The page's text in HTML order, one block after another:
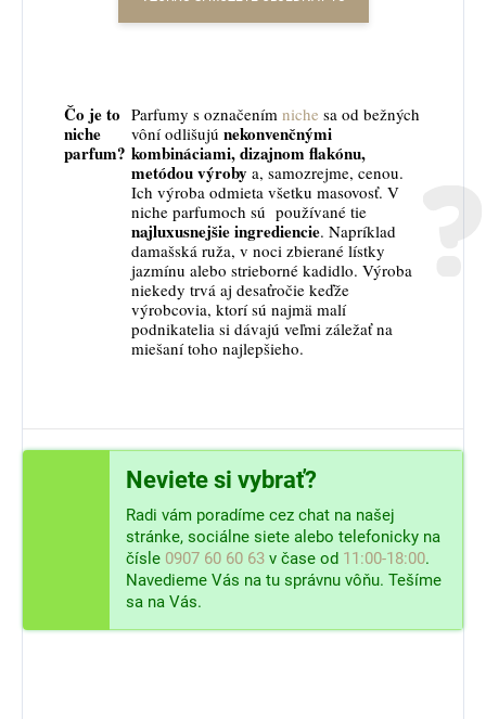
Čo je to
niche
parfum?
Parfumy s označením niche sa od bežných
vôní odlišujú nekonvenčnými
kombináciami, dizajnom flakónu,
metódou výroby a, samozrejme, cenou.
Ich výroba odmieta všetku masovosť. V
niche parfumoch sú používané tie
najluxusnejšie ingrediencie. Napríklad
damašská ruža, v noci zbierané lístky
jazmínu alebo strieborné kadidlo. Výroba
niekedy trvá aj desaťročie keďže
výrobcovia, ktorí sú najmä malí
podnikatelia si dávajú veľmi záležať na
miešaní toho najlepšieho.
Neviete si vybrať?
Radi vám poradíme cez chat na našej
stránke, sociálne siete alebo telefonicky na
čísle 0907 60 60 63 v čase od 11:00-18:00.
Navedieme Vás na tu správnu vôňu. Tešíme
sa na Vás.